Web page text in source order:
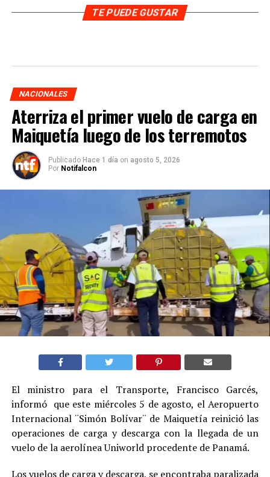
TE PUEDE GUSTAR
NACIONALES
Aterriza el primer vuelo de carga en
Maiquetía luego de los terremotos
Publicado Hace 1 día on agosto 5, 2026
Por Notifalcon
El ministro para el Transporte, Francisco Garcés,
informó que este miércoles 5 de agosto, el Aeropuerto
Internacional ¨Simón Bolívar¨ de Maiquetía reinició las
operaciones de carga y descarga con la llegada de un
vuelo de la aerolínea Uniworld procedente de Panamá.
Los vuelos de carga y descarga, se encontraba paralizada